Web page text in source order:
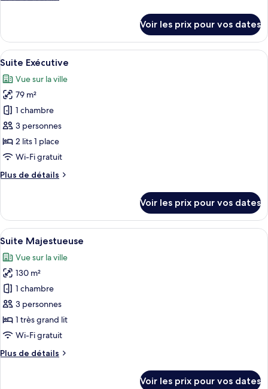
le
type
de
Suite
Exécutive
Voir les prix pour vos dates
Afficher
toutes
les
photos
pour
ce
type
de
chambre :
Suite
Une chambre d’hôtel moderne
9
Suite Exécutive
Vue sur la ville
79 m²
1 chambre
3 personnes
2 lits 1 place
Wi-Fi gratuit
Plus de détails
Plus
le
type
de
Suite
Exécutive
Voir les prix pour vos dates
Afficher
toutes
les
photos
pour
ce
type
de
chambre :
Suite
Une chambre d’hôtel dotée d’un
10
Suite Majestueuse
Vue sur la ville
130 m²
1 chambre
3 personnes
1 très grand lit
Wi-Fi gratuit
Plus de détails
Plus
Voir les prix pour vos dates